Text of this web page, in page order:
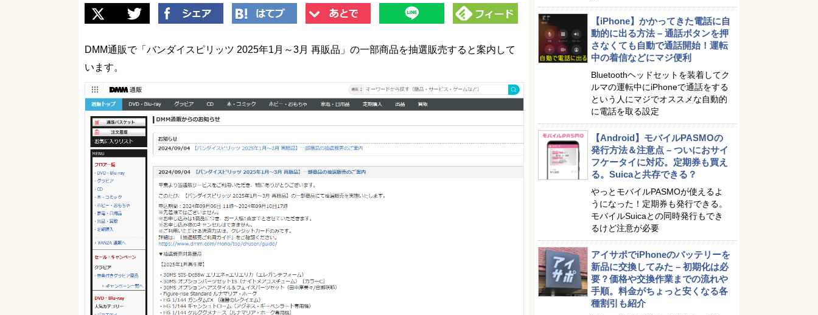
DMM通販で「バンダイスピリッツ 2025年1月～3月 再販品」の一部商品を抽選販売すると案内して
います。
【iPhone】かかってきた電話に自
動的に出る方法 – 通話ボタンを押
さなくても自動で通話開始！運転
中の着信などにマジ便利
Bluetoothヘッドセットを装着してク
ルマの運転中にiPhoneで通話をする
という人にマジでオススメな自動的
に電話を取る設定
【Android】モバイルPASMOの
発行方法＆注意点 – ついにおサイ
フケータイに対応。定期券も買え
る。Suicaと共存できる？
やっとモバイルPASMOが使えるよ
うになった！定期券も発行できる。
モバイルSuicaとの同時発行もでき
るけど注意が必要
アイサポでiPhoneのバッテリーを
新品に交換してみた – 初期化は必
要？価格や交換作業までの流れや
手順。料金がちょっと安くなる各
種割引も紹介